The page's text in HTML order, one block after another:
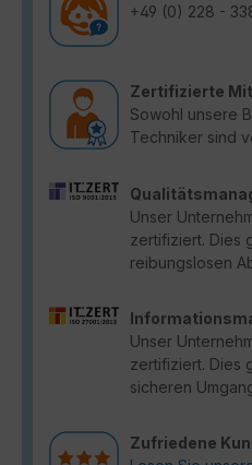
+49 (0) 228 -
Zertifizierte
Sowohl unsere
Techniker sind
Unser
zertifiziert. Dies
reibungslosen
Unser
zertifiziert. Dies
sicheren
Zufriedene